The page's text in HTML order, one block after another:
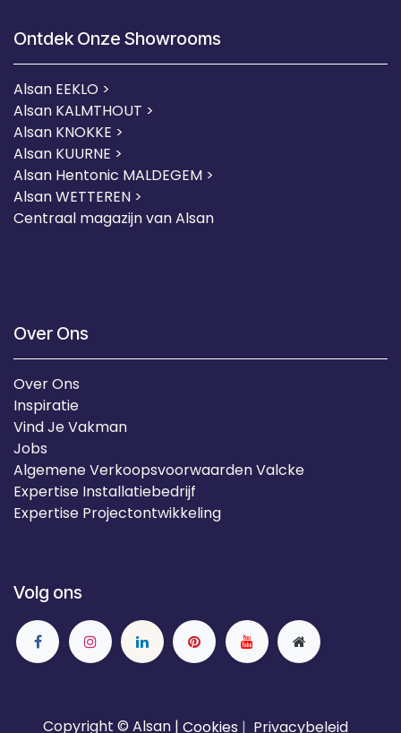
Ontdek Onze Showrooms
Alsan EEKLO >
Alsan KALMTHOUT >
Alsan KNOKKE >
Alsan KUURNE >
Alsan Hentonic MALDEGEM >
Alsan WETTEREN >
Centraal magazijn van Alsan
Over Ons
Over Ons
Inspiratie
Vind Je Vakman
Jobs
Algemene Verkoopsvoorwaarden Valcke
Expertise Installatiebedrijf
Expertise Projectontwikkeling
Volg ons
Copyright © Alsan | Cookies | Privacybeleid